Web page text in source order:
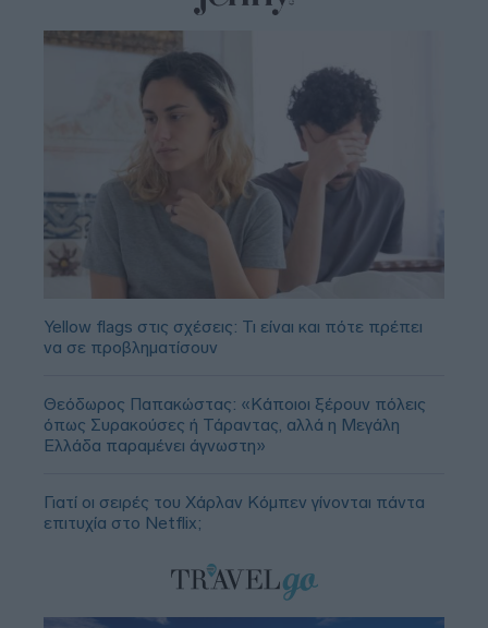
Yellow flags στις σχέσεις: Τι είναι και πότε πρέπει
να σε προβληματίσουν
Θεόδωρος Παπακώστας: «Κάποιοι ξέρουν πόλεις
όπως Συρακούσες ή Τάραντας, αλλά η Μεγάλη
Ελλάδα παραμένει άγνωστη»
Γιατί οι σειρές του Χάρλαν Κόμπεν γίνονται πάντα
επιτυχία στο Netflix;